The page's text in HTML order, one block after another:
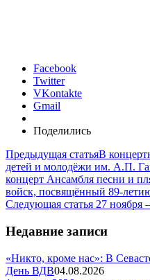
Facebook
Twitter
VKontakte
Gmail
Поделились
Предыдущая статьяВ
детей и молодёжи им. А.П.
концерт Ансамбля песни и
войск, посвящённый 89-
Следующая статья 27 ноября
Недавние записи
«Никто, кроме нас»: В
День ВДВ04.08.2026